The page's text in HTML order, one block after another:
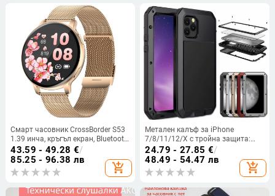
Смарт часовник CrossBorder S53
1.39 инча, кръгъл екран, Bluetooth,
крачкомер, наблюдение на съня,
кръвно налягане, мулти-спорт,
метеорологични условия
43.59 - 49.28 €/
85.25 - 96.38 лв
add_shopping_cart
Метален калъф за iPhone
7/8/11/12/X с тройна защита:
удароустойчив, прахоустойчив и
запечатан
24.79 - 27.85 €/
48.49 - 54.47 лв
add_shopping_cart